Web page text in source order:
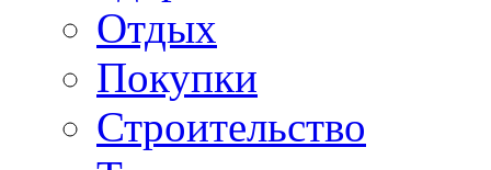
Отдых
Покупки
Строительство